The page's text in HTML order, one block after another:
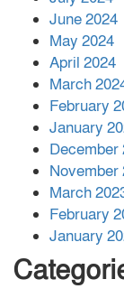
June 2024
May 2024
April 2024
March
February
January
December
November
March
February
January